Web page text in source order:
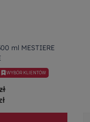
ml MESTIERE
WYBÓR KLIENTÓW